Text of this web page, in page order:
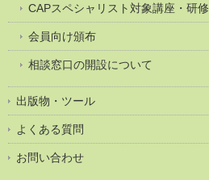
CAPスペシャリスト対象講座・研修
会員向け頒布
相談窓口の開設について
出版物・ツール
よくある質問
お問い合わせ